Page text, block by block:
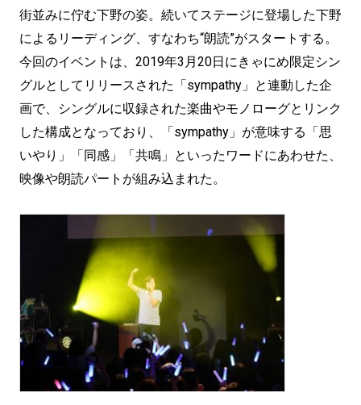
街並みに佇む下野の姿。続いてステージに登場した下野
によるリーディング、すなわち“朗読”がスタートする。
今回のイベントは、2019年3月20日にきゃにめ限定シン
グルとしてリリースされた「sympathy」と連動した企
画で、シングルに収録された楽曲やモノローグとリンク
した構成となっており、「sympathy」が意味する「思
いやり」「同感」「共鳴」といったワードにあわせた、
映像や朗読パートが組み込まれた。